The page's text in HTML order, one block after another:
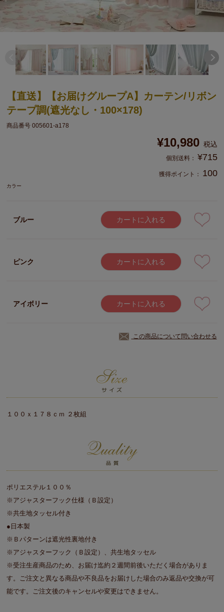
【直送】【お届けグループA】カーテン/リボン
テープ調(遮光なし・100×178)
商品番号 005601-a178
¥10,980 税込
¥715
獲得ポイント： 100
カラー
ブルー カートに入れる
ピンク カートに入れる
アイボリー カートに入れる
この商品について問い合わせる
１００ｘ１７８ｃｍ ２枚組
ポリエステル１００％
※アジャスターフック仕様（Ｂ設定）
※共生地タッセル付き
●日本製
※Ｂパターンは遮光性裏地付き
※アジャスターフック（Ｂ設定）、共生地タッセル
※受注生産商品のため、お届け迄約２週間前後いただく場合がありま
す。ご注文と異なる商品や不良品をお届けした場合のみ返品や交換が可
能です。ご注文後のキャンセルや変更はできません。